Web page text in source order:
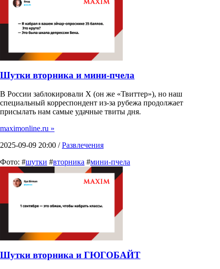
Шутки вторника и мини-пчела
В России заблокировали X (он же «Твиттер»), но наш
специальный корреспондент из-за рубежа продолжает
присылать нам самые удачные твиты дня.
maximonline.ru »
2025-09-09 20:00 /Развлечения
Фото: #шутки #вторника #мини-пчела
Шутки вторника и ГЮГОБАЙТ